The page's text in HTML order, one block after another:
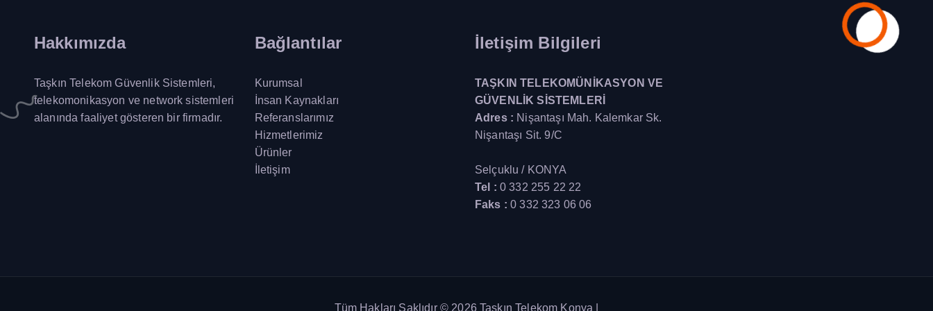
Hakkımızda
Taşkın Telekom Güvenlik Sistemleri,
telekomonikasyon ve network sistemleri
alanında faaliyet gösteren bir firmadır.
Bağlantılar
Kurumsal
İnsan Kaynakları
Referanslarımız
Hizmetlerimiz
Ürünler
İletişim
İletişim Bilgileri
TAŞKIN TELEKOMÜNİKASYON VE
GÜVENLİK SİSTEMLERİ
Adres : Nişantaşı Mah. Kalemkar Sk.
Nişantaşı Sit. 9/C
Selçuklu / KONYA
Tel : 0 332 255 22 22
Faks :0 332 323 06 06
Tüm Hakları Saklıdır © 2026 Taşkın Telekom Konya |